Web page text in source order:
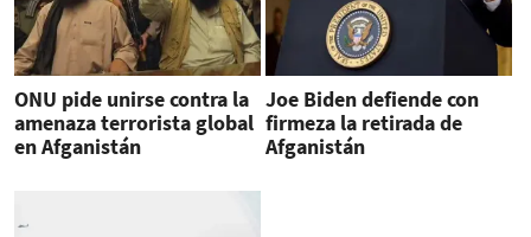
ONU pide unirse contra la
amenaza terrorista global
en Afganistán
Joe Biden defiende con
firmeza la retirada de
Afganistán